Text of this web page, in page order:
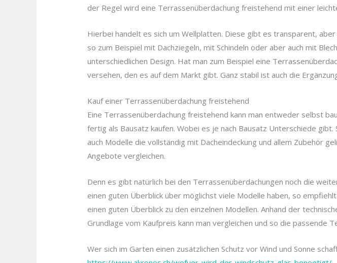
der Regel wird eine Terrassenüberdachung freistehend mit einer
Hierbei handelt es sich um Wellplatten. Diese gibt es transparent,
so zum Beispiel mit Dachziegeln, mit Schindeln oder aber auch mit
unterschiedlichen Design. Hat man zum Beispiel eine
versehen, den es auf dem Markt gibt. Ganz stabil ist auch die
Kauf einer Terrassenüberdachung freistehend
Eine Terrassenüberdachung freistehend kann man entweder selbst
fertig als Bausatz kaufen. Wobei es je nach Bausatz Unterschiede
auch Modelle die vollständig mit Dacheindeckung und allem Zubehör
Angebote vergleichen.
Denn es gibt natürlich bei den Terrassenüberdachungen noch die
einen guten Überblick über möglichst viele Modelle haben, so
einen guten Überblick zu den einzelnen Modellen. Anhand der
Grundlage vom Kaufpreis kann man vergleichen und so die passende
Wer sich im Garten einen zusätzlichen Schutz vor Wind und Sonne